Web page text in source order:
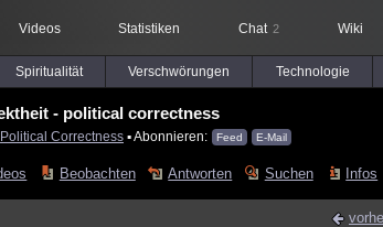
Videos Statistiken Chat 2 Wiki
Spiritualität Verschwörungen Technologie
- political correctness
Political Correctness ▪ Abonnieren: Feed E-Mail
Beobachten Antworten Suchen Infos